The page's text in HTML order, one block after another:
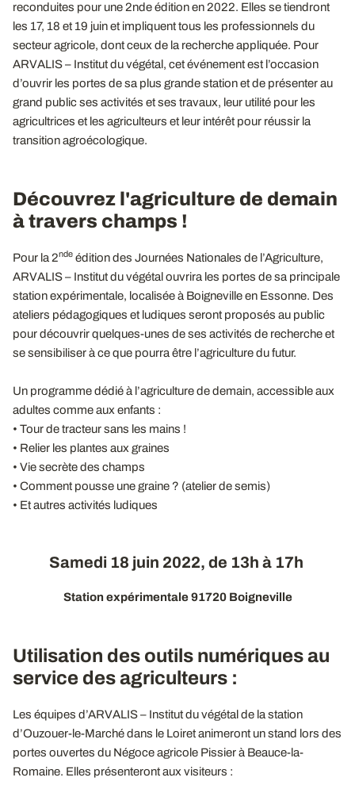
reconduites pour une 2nde édition en 2022. Elles se tiendront
les 17, 18 et 19 juin et impliquent tous les professionnels du
secteur agricole, dont ceux de la recherche appliquée. Pour
ARVALIS – Institut du végétal, cet événement est l’occasion
d’ouvrir les portes de sa plus grande station et de présenter au
grand public ses activités et ses travaux, leur utilité pour les
agricultrices et les agriculteurs et leur intérêt pour réussir la
transition agroécologique.
Découvrez l'agriculture de demain
à travers champs !
Pour la 2nde édition des Journées Nationales de l’Agriculture,
ARVALIS – Institut du végétal ouvrira les portes de sa principale
station expérimentale, localisée à Boigneville en Essonne. Des
ateliers pédagogiques et ludiques seront proposés au public
pour découvrir quelques-unes de ses activités de recherche et
se sensibiliser à ce que pourra être l’agriculture du futur.
Un programme dédié à l’agriculture de demain, accessible aux
adultes comme aux enfants :
• Tour de tracteur sans les mains !
• Relier les plantes aux graines
• Vie secrète des champs
• Comment pousse une graine ? (atelier de semis)
• Et autres activités ludiques
Samedi 18 juin 2022, de 13h à 17h
Station expérimentale 91720 Boigneville
Utilisation des outils numériques au
service des agriculteurs :
Les équipes d’ARVALIS – Institut du végétal de la station
d’Ouzouer-le-Marché dans le Loiret animeront un stand lors des
portes ouvertes du Négoce agricole Pissier à Beauce-la-
Romaine. Elles présenteront aux visiteurs :